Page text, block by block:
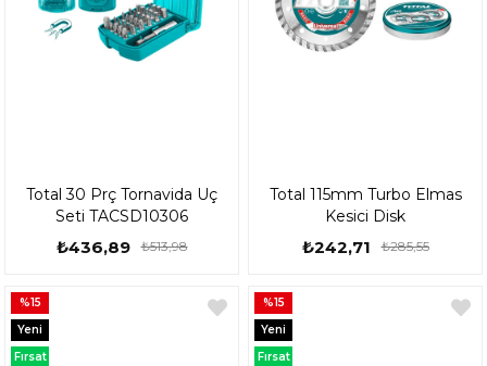
Total 30 Prç Tornavida Uç
Seti TACSD10306
₺436,89 ₺513,98
Total 115mm Turbo Elmas
Kesici Disk
₺242,71 ₺285,55
%15
Yeni
Ürün
Fırsat
%15
Yeni
Ürün
Fırsat